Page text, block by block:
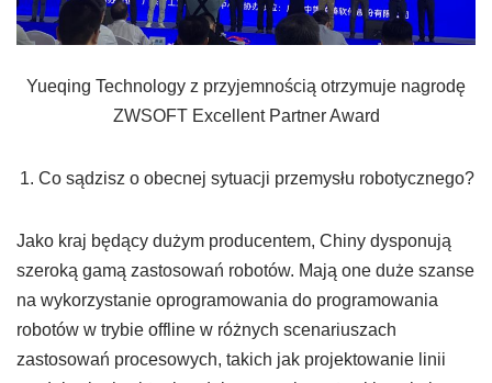
Yueqing Technology z przyjemnością otrzymuje nagrodę
ZWSOFT Excellent Partner Award
Co sądzisz o obecnej sytuacji przemysłu robotycznego?
Jako kraj będący dużym producentem, Chiny dysponują
szeroką gamą zastosowań robotów. Mają one duże szanse
na wykorzystanie oprogramowania do programowania
robotów w trybie offline w różnych scenariuszach
zastosowań procesowych, takich jak projektowanie linii